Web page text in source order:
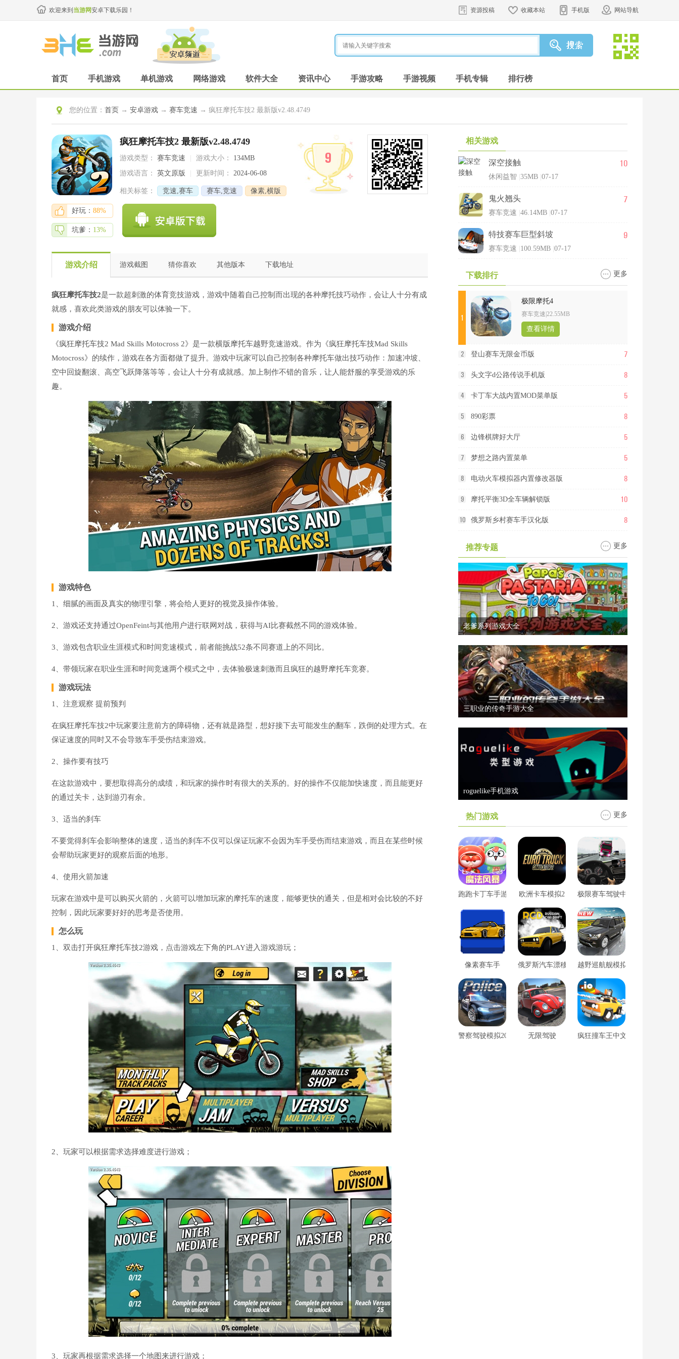
欢迎来到 当游网安卓下载乐园！ 资源投稿 收藏本站 手机版 网站导航
首页 手机游戏 单机游戏 网络游戏 软件大全 资讯中心 手游攻略 手游视频 手机专辑 排行榜
您的位置： 首页 → 安卓游戏 → 赛车竞速 → 疯狂摩托车技2 最新版v2.48.4749
疯狂摩托车技2 最新版v2.48.4749
游戏类型： 赛车竞速 游戏大小：
134MB
游戏语言：
英文原版 更新时间： 2024-06-08
相关标签： 竞速,赛车 赛车,竞速 像素,横版
9
好玩： 88%
坑爹： 13%
游戏介绍 游戏截图 猜你喜欢 其他版本 下载地址
疯狂摩托车技2是一款超刺激的体育竞技游戏，游戏中随着自己控制而出现的各种摩托技巧动作，会让人十分有成
就感，喜欢此类游戏的朋友可以体验一下。
游戏介绍
《疯狂摩托车技2 Mad Skills Motocross 2》是一款横版摩托车越野竞速游戏。作为《疯狂摩托车技Mad Skills
Motocross》的续作，游戏在各方面都做了提升。游戏中玩家可以自己控制各种摩托车做出技巧动作：加速冲坡、
空中回旋翻滚、高空飞跃降落等等，会让人十分有成就感。加上制作不错的音乐，让人能舒服的享受游戏的乐
趣。
游戏特色
1、细腻的画面及真实的物理引擎，将会给人更好的视觉及操作体验。
2、游戏还支持通过OpenFeint与其他用户进行联网对战，获得与AI比赛截然不同的游戏体验。
3、游戏包含职业生涯模式和时间竞速模式，前者能挑战52条不同赛道上的不同比。
4、带领玩家在职业生涯和时间竞速两个模式之中，去体验极速刺激而且疯狂的越野摩托车竞赛。
游戏玩法
1、注意观察 提前预判
在疯狂摩托车技2中玩家要注意前方的障碍物，还有就是路型，想好接下去可能发生的翻车，跌倒的处理方式。在
保证速度的同时又不会导致车手受伤结束游戏。
2、操作要有技巧
在这款游戏中，要想取得高分的成绩，和玩家的操作时有很大的关系的。好的操作不仅能加快速度，而且能更好
的通过关卡，达到游刃有余。
3、适当的刹车
不要觉得刹车会影响整体的速度，适当的刹车不仅可以保证玩家不会因为车手受伤而结束游戏，而且在某些时候
会帮助玩家更好的观察后面的地形。
4、使用火箭加速
玩家在游戏中是可以购买火箭的，火箭可以增加玩家的摩托车的速度，能够更快的通关，但是相对会比较的不好
控制，因此玩家要好好的思考是否使用。
怎么玩
1、双击打开疯狂摩托车技2游戏，点击游戏左下角的PLAY进入游戏游玩；
2、玩家可以根据需求选择难度进行游戏；
3、玩家再根据需求选择一个地图来进行游戏；
相关游戏
深空接触
休闲益智 35MB 07-17
10
鬼火翘头
赛车竞速 46.14MB 07-17
7
特技赛车巨型斜坡
赛车竞速 100.59MB 07-17
9
下载排行 更多
1
极限摩托4
赛车竞速 22.55MB
查看详情
2 登山赛车无限金币版 7
3 头文字d公路传说手机版 8
4 卡丁车大战内置MOD菜单版 5
5 890彩票 8
6 边锋棋牌好大厅 5
7 梦想之路内置菜单 5
8 电动火车模拟器内置修改器版 8
9 摩托平衡3D全车辆解锁版 10
10 俄罗斯乡村赛车手汉化版 8
推荐专题 更多
老爹系列游戏大全
三职业的传奇手游大全
roguelike手机游戏
热门游戏 更多
跑跑卡丁车手游版 欧洲卡车模拟2 极限赛车驾驶中文版
像素赛车手 俄罗斯汽车漂移中文最新版越野巡航舰模拟器
警察驾驶模拟2022 无限驾驶 疯狂撞车王中文版